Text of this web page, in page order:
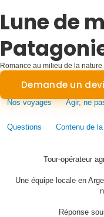
Lune de
Romance au milieu de la
Patagonie.
Demande un
Nos voyages Agir, ne
Questions Contenu de
Tour-opérateur
Une équipe locale en
Réponse